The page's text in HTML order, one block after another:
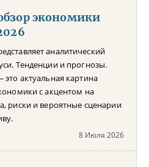
экономики
аналитический
Тенденции и прогнозы.
актуальная картина
с акцентом на
риски и вероятные сценарии
8 Июля 2026